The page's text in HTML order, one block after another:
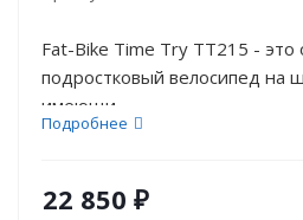
Fat-Bike Time Try TT215 - это
подростковый велосипед на
имеющи...
Подробнее
22 850 ₽